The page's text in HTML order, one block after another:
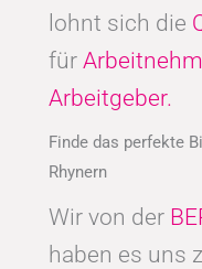
lohnt sich die
für
Arbeitgeber.
Finde das perfekte
Rhynern
Wir von der
haben es uns